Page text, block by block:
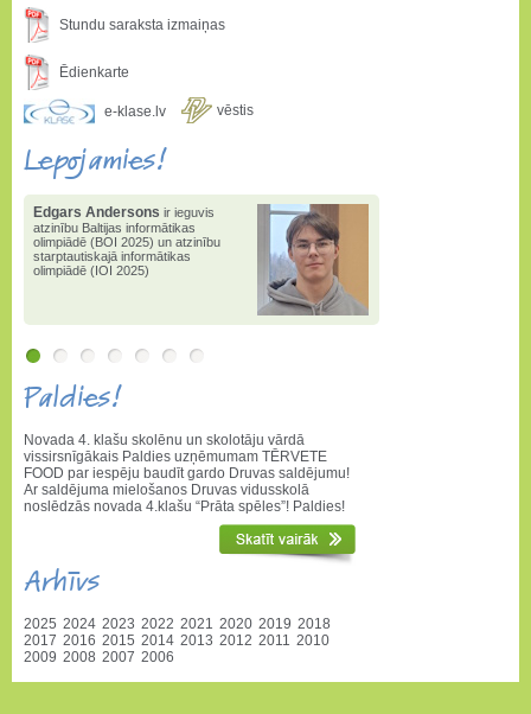
Stundu saraksta izmaiņas
Ēdienkarte
e-klase.lv vēstis
Lepojamies!
Edgars Andersons ir ieguvis
atzinību Baltijas informātikas
olimpiādē (BOI 2025) un atzinību
starptautiskajā informātikas
olimpiādē (IOI 2025)
Paldies!
Novada 4. klašu skolēnu un skolotāju vārdā
vissirsnīgākais Paldies uzņēmumam TĒRVETE
FOOD par iespēju baudīt gardo Druvas saldējumu!
Ar saldējuma mielošanos Druvas vidusskolā
noslēdzās novada 4.klašu “Prāta spēles”! Paldies!
Arhīvs
2025 2024 2023 2022 2021 2020 2019 2018
2017 2016 2015 2014 2013 2012 2011 2010
2009 2008 2007 2006